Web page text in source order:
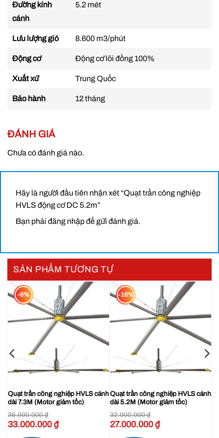
Quạt trần công nghiệp Motor DC
Thông số kỹ thuật Quạt trần HVLS động cơ DC
Thông số kỹ thuật Quạt trần HVLS Động cơ DC
Đường kính
cánh
5.2 mét
Lưu lượng gió 8.600 m3/phút
Động cơ Động cơ lõi đồng 100%
Xuất xứ Trung Quốc
Bảo hành 12 tháng
ĐÁNH GIÁ
Chưa có đánh giá nào.
Hãy là người đầu tiên nhận xét “Quạt trần công nghiệp
HVLS động cơ DC 5.2m”
Bạn phải đăng nhậpđể gửi đánh giá.
SẢN PHẨM TƯƠNG TỰ
-6%
Quạt trần công nghiệp HVLS cánh
dài 7.3M (Motor giảm tốc)
35.000.000₫
Giá
gốc
33.000.000 ₫Giá
hiện
-16%
Quạt trần công nghiệp HVLS cánh
dài 5.2M (Motor giảm tốc)
32.000.000₫
Giá
gốc
27.000.000 ₫Giá
hiện